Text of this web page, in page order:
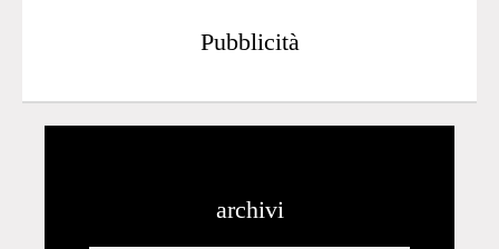
Pubblicità
archivi